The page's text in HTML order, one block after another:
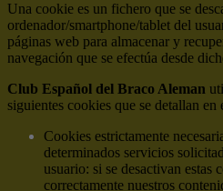
Una cookie es un fichero que se
ordenador/smartphone/tablet del
páginas web para almacenar y
navegación que se efectúa desde
Club Español del Braco Aleman
siguientes cookies que se detallan en
Cookies estrictamente
determinados servicios
usuario: si se desactivan estas
correctamente nuestros